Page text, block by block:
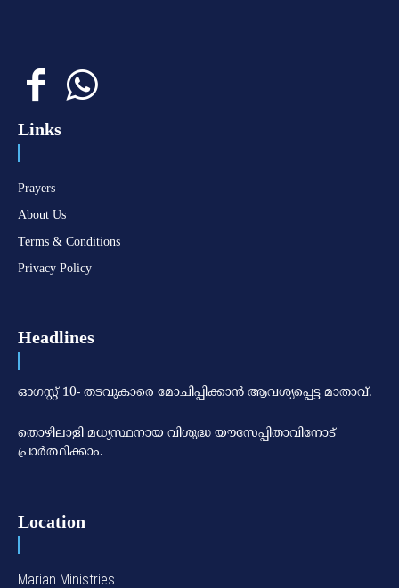
Links
Prayers
About Us
Terms & Conditions
Privacy Policy
Headlines
ഓഗസ്റ്റ് 10- തടവുകാരെ മോചിപ്പിക്കാന്‍ ആവശ്യപ്പെട്ട മാതാവ്.
തൊഴിലാളി മധ്യസ്ഥനായ വിശുദ്ധ യൗസേപ്പിതാവിനോട്
പ്രാര്‍ത്ഥിക്കാം.
Location
Marian Ministries